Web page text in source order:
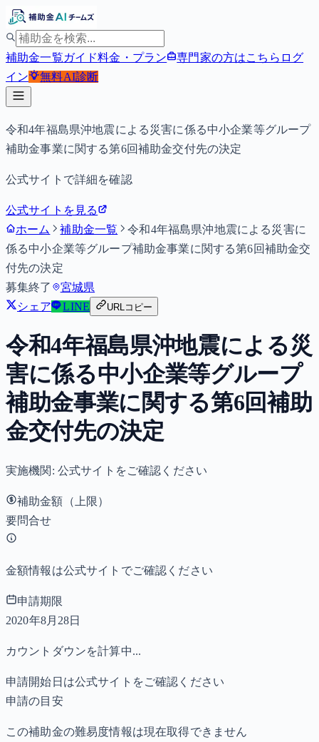
補助金一覧ガイド料金・プラン 専門家の方はこちら ログ
イン
無料AI診断
令和4年福島県沖地震による災害に係る中小企業等グループ
補助金事業に関する第6回補助金交付先の決定
公式サイトで詳細を確認
公式サイトを見る
ホーム
補助金一覧
令和4年福島県沖地震による災害に
係る中小企業等グループ補助金事業に関する第6回補助金交
付先の決定
募集終了
宮城県
シェア
LINE URLコピー
令和4年福島県沖地震による災
害に係る中小企業等グループ
補助金事業に関する第6回補助
金交付先の決定
実施機関: 公式サイトをご確認ください
補助金額（上限）
要問合せ
金額情報は公式サイトでご確認ください
申請期限
2020年8月28日
カウントダウンを計算中...
申請開始日は公式サイトをご確認ください
申請の目安
この補助金の難易度情報は現在取得できません